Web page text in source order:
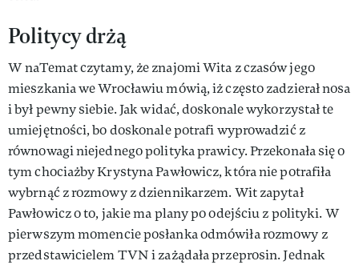
Politycy drżą
W naTemat czytamy, że znajomi Wita z czasów jego
mieszkania we Wrocławiu mówią, iż często zadzierał nosa
i był pewny siebie. Jak widać, doskonale wykorzystał te
umiejętności, bo doskonale potrafi wyprowadzić z
równowagi niejednego polityka prawicy. Przekonała się o
tym chociażby Krystyna Pawłowicz, która nie potrafiła
wybrnąć z rozmowy z dziennikarzem. Wit zapytał
Pawłowicz o to, jakie ma plany po odejściu z polityki. W
pierwszym momencie posłanka odmówiła rozmowy z
przedstawicielem TVN i zażądała przeprosin. Jednak